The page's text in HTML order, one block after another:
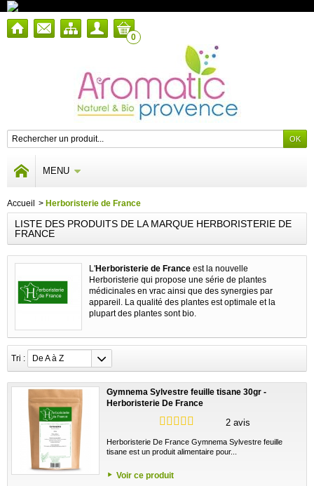
0
MENU
Accueil > Herboristerie de France
LISTE DES PRODUITS DE LA MARQUE HERBORISTERIE DE
FRANCE
L'Herboristerie de France est la nouvelle
Herboristerie qui propose une série de plantes
médicinales en vrac ainsi que des synergies par
appareil. La qualité des plantes est optimale et la
plupart des plantes sont bio.
Tri : De A à Z
Gymnema Sylvestre feuille tisane 30gr -
Herboristerie De France
2 avis
Herboristerie De France Gymnema Sylvestre feuille
tisane est un produit alimentaire pour...
Voir ce produit